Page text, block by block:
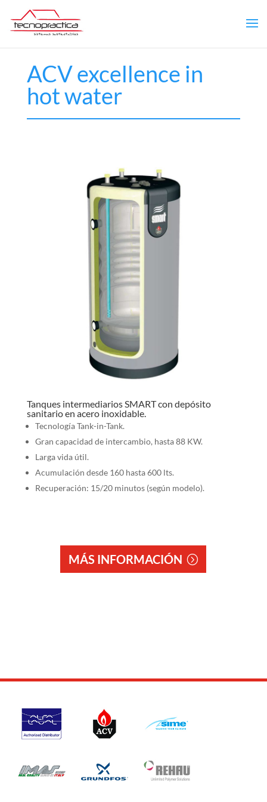
ACV excellence in
hot water
Tanques intermediarios SMART con depósito
sanitario en acero inoxidable.
Tecnología Tank-in-Tank.
Gran capacidad de intercambio, hasta 88 KW.
Larga vida útil.
Acumulación desde 160 hasta 600 lts.
Recuperación: 15/20 minutos (según modelo).
MÁS INFORMACIÓN